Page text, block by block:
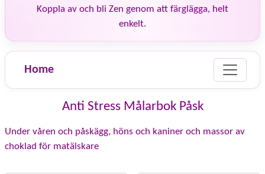
Koppla av och bli Zen genom att färglägga, helt
enkelt.
Home
Anti Stress Målarbok Påsk
Under våren och påskägg, höns och kaniner och massor av
choklad för matälskare